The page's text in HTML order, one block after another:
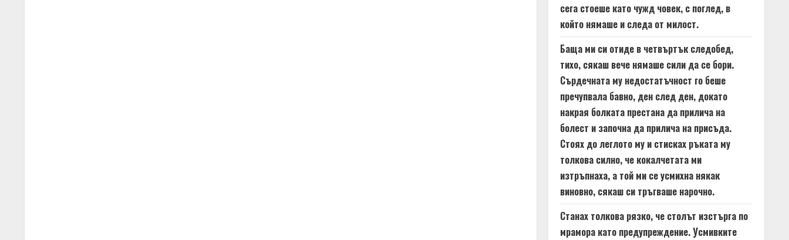
сега стоеше като чужд човек, с поглед, в
който нямаше и следа от милост.
Баща ми си отиде в четвъртък следобед,
тихо, сякаш вече нямаше сили да се бори.
Сърдечната му недостатъчност го беше
пречупвала бавно, ден след ден, докато
накрая болката престана да прилича на
болест и започна да прилича на присъда.
Стоях до леглото му и стисках ръката му
толкова силно, че кокалчетата ми
изтръпнаха, а той ми се усмихна някак
виновно, сякаш си тръгваше нарочно.
Станах толкова рязко, че столът изстърга по
мрамора като предупреждение. Усмивките